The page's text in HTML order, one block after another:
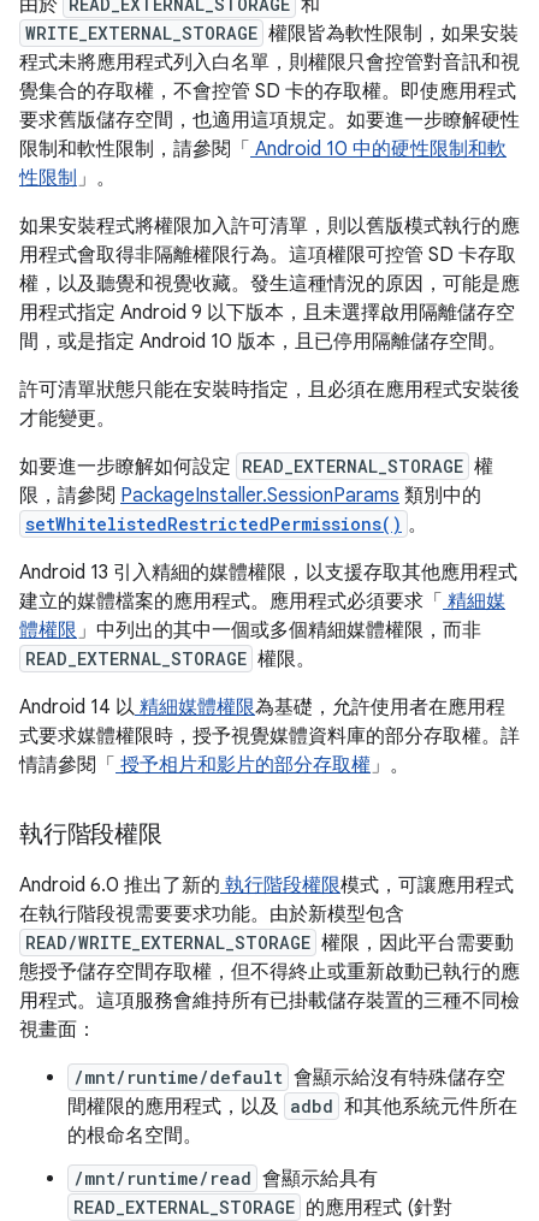
由於 和
WRITE_EXTERNAL_STORAGE 權限皆為軟性限制，如果安裝
程式未將應用程式列入白名單，則權限只會控管對音訊和視
覺集合的存取權，不會控管 SD 卡的存取權。即使應用程式
要求舊版儲存空間，也適用這項規定。如要進一步瞭解硬性
限制和軟性限制，請參閱「 Android 10 中的硬性限制和軟
性限制 」。
如果安裝程式將權限加入許可清單，則以舊版模式執行的應
用程式會取得非隔離權限行為。這項權限可控管 SD 卡存取
權，以及聽覺和視覺收藏。發生這種情況的原因，可能是應
用程式指定 Android 9 以下版本，且未選擇啟用隔離儲存空
間，或是指定 Android 10 版本，且已停用隔離儲存空間。
許可清單狀態只能在安裝時指定，且必須在應用程式安裝後
才能變更。
如要進一步瞭解如何設定 READ_EXTERNAL_STORAGE 權
限，請參閱 PackageInstaller.SessionParams 類別中的
setWhitelistedRestrictedPermissions() 。
Android 13 引入精細的媒體權限，以支援存取其他應用程式
建立的媒體檔案的應用程式。應用程式必須要求「 精細媒
體權限」中列出的其中一個或多個精細媒體權限，而非
READ_EXTERNAL_STORAGE 權限。
Android 14 以 精細媒體權限為基礎，允許使用者在應用程
式要求媒體權限時，授予視覺媒體資料庫的部分存取權。詳
情請參閱「 授予相片和影片的部分存取權」。
執行階段權限
Android 6.0 推出了新的 執行階段權限模式，可讓應用程式
在執行階段視需要要求功能。由於新模型包含
READ/WRITE_EXTERNAL_STORAGE 權限，因此平台需要動
態授予儲存空間存取權，但不得終止或重新啟動已執行的應
用程式。這項服務會維持所有已掛載儲存裝置的三種不同檢
視畫面：
/mnt/runtime/default 會顯示給沒有特殊儲存空
間權限的應用程式，以及 adbd 和其他系統元件所在
的根命名空間。
/mnt/runtime/read 會顯示給具有
READ_EXTERNAL_STORAGE 的應用程式 (針對